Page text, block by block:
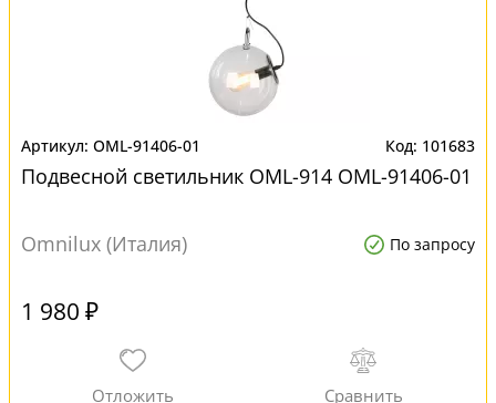
OML-91406-01 101683
Подвесной светильник OML-914 OML-91406-01
Omnilux (Италия) По запросу
1 980 ₽